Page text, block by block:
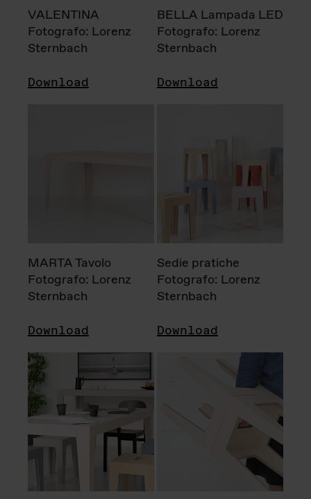
VALENTINA
Fotografo: Lorenz
Sternbach
Download
BELLA Lampada LED
Fotografo: Lorenz
Sternbach
Download
MARTA Tavolo
Fotografo: Lorenz
Sternbach
Download
Sedie pratiche
Fotografo: Lorenz
Sternbach
Download